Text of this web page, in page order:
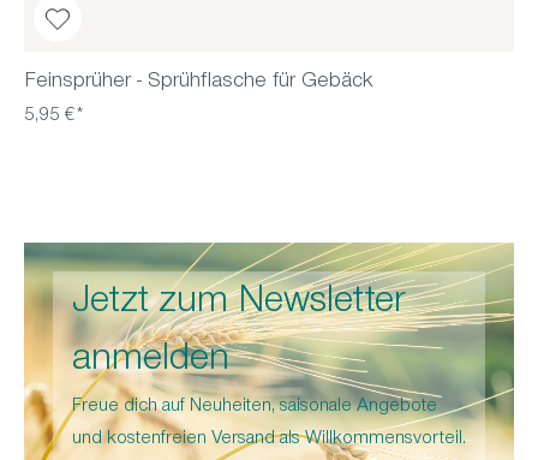
Feinsprüher - Sprühflasche für Gebäck
5,95 €*
Jetzt zum Newsletter
anmelden
Freue dich auf Neuheiten, saisonale Angebote
und kostenfreien Versand als Willkommensvorteil.